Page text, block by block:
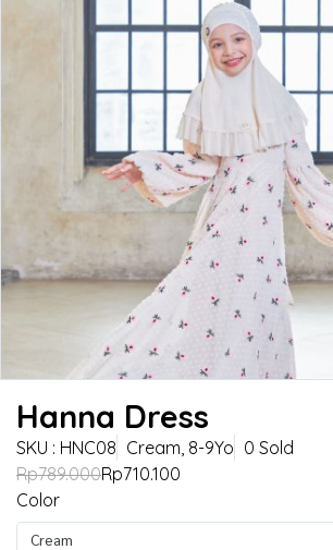
Hanna Dress
SKU : HNC08 Cream, 8-9Yo 0 Sold
Rp789.000Rp710.100
Color
Cream